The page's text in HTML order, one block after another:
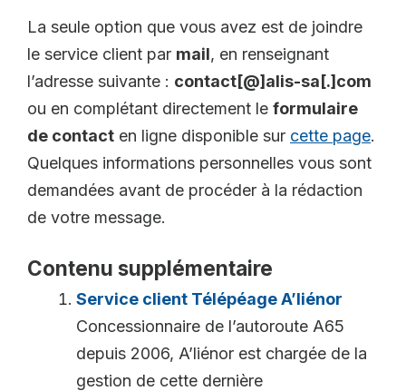
La seule option que vous avez est de joindre
le service client par mail, en renseignant
l’adresse suivante : contact[@]alis-sa[.]com
ou en complétant directement le formulaire
de contact en ligne disponible sur cette page.
Quelques informations personnelles vous sont
demandées avant de procéder à la rédaction
de votre message.
Contenu supplémentaire
Service client Télépéage A’liénor
Concessionnaire de l’autoroute A65
depuis 2006, A’liénor est chargée de la
gestion de cette dernière